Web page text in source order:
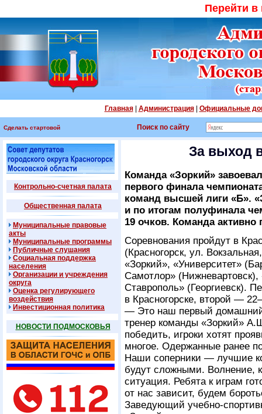
Перейти
Главная| Администрация| Официальные
Сделать стартовой Поиск по сайту
Контрольно-счетная палата
Общественная палата
Муниципальные правовые
акты
Муниципальные программы
Публичные слушания
Социальная поддержка
населения
Организации и учреждения
округа
Оценка регулирующего
воздействия
Инвестиционная политика
НОВОСТИ ПОДМОСКОВЬЯ
За выход
Команда «Зоркий»
первого финала
команд высшей лиги «Б».
и по итогам полуфинала
19 очков. Команда
Соревнования пройдут в
(Красногорск, ул.
«Зоркий», «Университет»
Самотлор»
Ставрополь» (Георгиевск).
в Красногорске, второй —
— Это наш первый
тренер команды «Зоркий»
победить, игроки хотят
многое. Одержанные ранее
Наши соперники — лучшие
будут сложными. Волнение,
ситуация. Ребята к играм
от нас зависит, будем
Заведующий учебно-